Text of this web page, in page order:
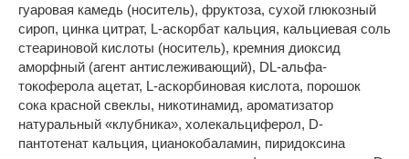
гуаровая камедь (носитель), фруктоза, сухой глюкозный
сироп, цинка цитрат, L-аскорбат кальция, кальциевая соль
стеариновой кислоты (носитель), кремния диоксид
аморфный (агент антислеживающий), DL-альфа-
токоферола ацетат, L-аскорбиновая кислота, порошок
сока красной свеклы, никотинамид, ароматизатор
натуральный «клубника», холекальциферол, D-
пантотенат кальция, цианокобаламин, пиридоксина